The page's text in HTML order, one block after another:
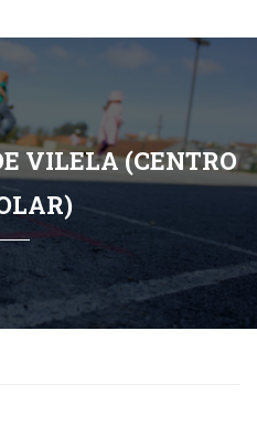
VILELA (CENTRO